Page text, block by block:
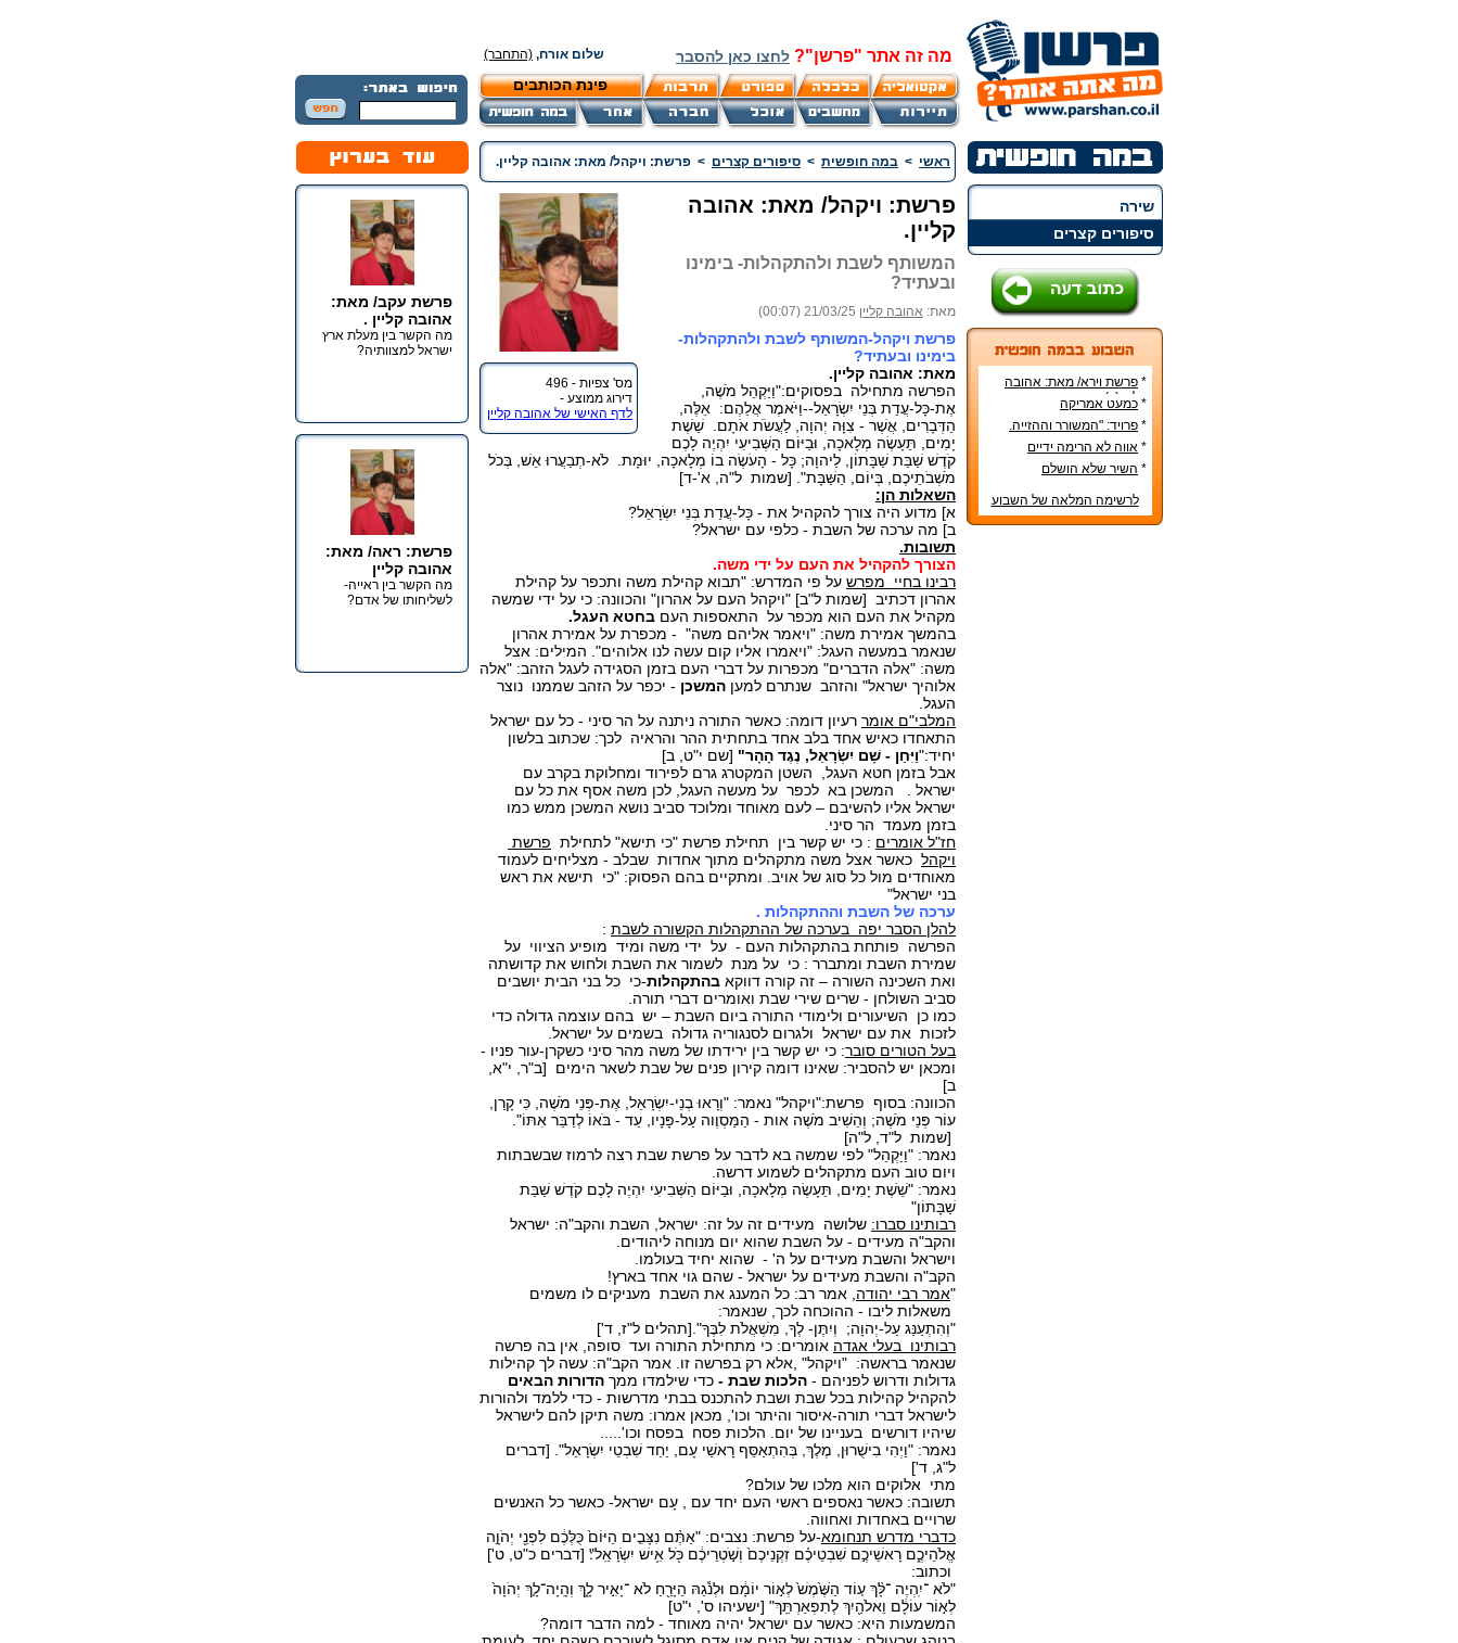
מה זה אתר "פרשן"? לחצו כאן להסבר שלום אורח, (התחבר)
פינת הכותבים
שירה
סיפורים קצרים
* פרשת וירא/ מאת: אהובה
קליין (c)
* כמעט אמריקה
* פרויד: "המשורר וההזייה.
מעשה היצירה בראי
הפסיכואנליזה".
* אווה לא הרימה ידיים
* השיר שלא הושלם
לרשימה המלאה של השבוע
ראשי > במה חופשית > סיפורים קצרים > פרשת: ויקהל/ מאת: אהובה קליין.
מס' צפיות - 496
דירוג ממוצע -
לדף האישי של אהובה קליין
פרשת: ויקהל/ מאת: אהובה
קליין.
המשותף לשבת ולהתקהלות- בימינו
ובעתיד?
מאת: אהובה קליין 21/03/25 (00:07)
פרשת ויקהל-המשותף לשבת ולהתקהלות-
בימינו ובעתיד?
מאת: אהובה קליין.
הפרשה מתחילה בפסוקים:"וַיַּקְהֵל מֹשֶׁה,
אֶת-כָּל-עֲדַת בְּנֵי יִשְׂרָאֵל--וַיֹּאמֶר אֲלֵהֶם: אֵלֶּה,
הַדְּבָרִים, אֲשֶׁר - צִוָּה יְהוָה, לַעֲשֹׂת אֹתָם. שֵׁשֶׁת
יָמִים, תֵּעָשֶׂה מְלָאכָה, וּבַיּוֹם הַשְּׁבִיעִי יִהְיֶה לָכֶם
קֹדֶשׁ שַׁבַּת שַׁבָּתוֹן, לַיהוָה; כָּל - הָעֹשֶׂה בוֹ מְלָאכָה, יוּמָת. לֹא-תְבַעֲרוּ אֵשׁ, בְּכֹל
מֹשְׁבֹתֵיכֶם, בְּיוֹם, הַשַּׁבָּת". [שמות ל"ה, א'-ד]
השאלות הן:
א] מדוע היה צורך להקהיל את - כָּל-עֲדַת בְּנֵי יִשְׂרָאֵל?
ב] מה ערכה של השבת - כלפי עם ישראל?
תשובות.
הצורך להקהיל את העם על ידי משה.
רבינו בחיי מפרש על פי המדרש: "תבוא קהילת משה ותכפר על קהילת
אהרון דכתיב [שמות ל"ב] "ויקהל העם על אהרון" והכוונה: כי על ידי שמשה
מקהיל את העם הוא מכפר על התאספות העם בחטא העגל.
בהמשך אמירת משה: "ויאמר אליהם משה" - מכפרת על אמירת אהרון
שנאמר במעשה העגל: "ויאמרו אליו קום עשה לנו אלוהים". המילים: אצל
משה: "אלה הדברים" מכפרות על דברי העם בזמן הסגידה לעגל הזהב: "אלה
אלוהיך ישראל" והזהב שנתרם למען המשכן - יכפר על הזהב שממנו נוצר
העגל.
המלבי"ם אומר רעיון דומה: כאשר התורה ניתנה על הר סיני - כל עם ישראל
התאחדו כאיש אחד בלב אחד בתחתית ההר והראיה לכך: שכתוב בלשון
יחיד:"וַיִּחַן - שָׁם יִשְׂרָאֵל, נֶגֶד הָהָר" [שם י"ט, ב]
אבל בזמן חטא העגל, השטן המקטרג גרם לפירוד ומחלוקת בקרב עם
ישראל . המשכן בא לכפר על מעשה העגל, לכן משה אסף את כל עם
ישראל אליו להשיבם – לעם מאוחד ומלוכד סביב נושא המשכן ממש כמו
בזמן מעמד הר סיני.
חז"ל אומרים : כי יש קשר בין תחילת פרשת "כי תישא" לתחילת פרשת
ויקהל כאשר אצל משה מתקהלים מתוך אחדות שבלב - מצליחים לעמוד
מאוחדים מול כל סוג של אויב. ומתקיים בהם הפסוק: "כי תישא את ראש
בני ישראל"
ערכה של השבת וההתקהלות .
להלן הסבר יפה בערכה של ההתקהלות הקשורה לשבת :
הפרשה פותחת בהתקהלות העם - על ידי משה ומיד מופיע הציווי על
שמירת השבת ומתברר : כי על מנת לשמור את השבת ולחוש את קדושתה
ואת השכינה השורה – זה קורה דווקא בהתקהלות-כי כל בני הבית יושבים
סביב השולחן - שרים שירי שבת ואומרים דברי תורה.
כמו כן השיעורים ולימודי התורה ביום השבת – יש בהם עוצמה גדולה כדי
לזכות את עם ישראל ולגרום לסנגוריה גדולה בשמים על ישראל.
בעל הטורים סובר: כי יש קשר בין ירידתו של משה מהר סיני כשקרן-עור פניו -
ומכאן יש להסביר: שאינו דומה קירון פנים של שבת לשאר הימים [ב"ר, י"א,
ב]
הכוונה: בסוף פרשת:"ויקהל" נאמר: "וְרָאוּ בְנֵי-יִשְׂרָאֵל, אֶת-פְּנֵי מֹשֶׁה, כִּי קָרַן,
עוֹר פְּנֵי מֹשֶׁה; וְהֵשִׁיב מֹשֶׁה אות - הַמַּסְוֶוה עַל-פָּנָיו, עַד - בֹּאוֹ לְדַבֵּר אִתּוֹ".
[שמות ל"ד, ל"ה]
נאמר: "וַיַּקְהֵל" לפי שמשה בא לדבר על פרשת שבת רצה לרמוז שבשבתות
ויום טוב העם מתקהלים לשמוע דרשה.
נאמר: "שֵׁשֶׁת יָמִים, תֵּעָשֶׂה מְלָאכָה, וּבַיּוֹם הַשְּׁבִיעִי יִהְיֶה לָכֶם קֹדֶשׁ שַׁבַּת
שַׁבָּתוֹן"
רבותינו סברו: שלושה מעידים זה על זה: ישראל, השבת והקב"ה: ישראל
והקב"ה מעידים - על השבת שהוא יום מנוחה ליהודים.
וישראל והשבת מעידים על ה' - שהוא יחיד בעולמו.
הקב"ה והשבת מעידים על ישראל - שהם גוי אחד בארץ!
"אמר רבי יהודה , אמר רב: כל המענג את השבת מעניקים לו משמים
משאלות ליבו - ההוכחה לכך, שנאמר:
"וְהִתְעַנַּג עַל-יְהוָה; וְיִתֶּן- לְךָ, מִשְׁאֲלֹת לִבֶּךָ".[תהלים ל"ז, ד']
רבותינו בעלי אגדה אומרים: כי מתחילת התורה ועד סופה, אין בה פרשה
שנאמר בראשה: "ויקהל" ,אלא רק בפרשה זו. אמר הקב"ה: עשה לך קהילות
גדולות ודרוש לפניהם - הלכות שבת - כדי שילמדו ממך הדורות הבאים
להקהיל קהילות בכל שבת ושבת להתכנס בבתי מדרשות - כדי ללמד ולהורות
לישראל דברי תורה-איסור והיתר וכו', מכאן אמרו: משה תיקן להם לישראל
שיהיו דורשים בעניינו של יום. הלכות פסח בפסח וכו'.....
נאמר: "וַיְהִי בִישֻׁרוּן, מֶלֶךְ, בְּהִתְאַסֵּף רָאשֵׁי עָם, יַחַד שִׁבְטֵי יִשְׂרָאֵל". [דברים
ל"ג, ד']
מתי אלוקים הוא מלכו של עולם?
תשובה: כאשר נאספים ראשי העם יחד עם , עָם ישראל- כאשר כל האנשים
שרויים באחדות ואחווה.
כדברי מדרש תנחומא-על פרשת: נצבים: "אַתֶּ֨ם נִצָּבִ֤ים הַיּוֹם֙ כֻּלְּכֶ֔ם לִפְנֵ֖י יְהֹוָ֣ה
אֱלֹהֵיכֶ֑ם רָאשֵׁיכֶ֣ם שִׁבְטֵיכֶ֗ם זִקְנֵיכֶם֙ וְשֹׁ֣טְרֵיכֶ֔ם כֹּ֖ל אִ֥ישׁ יִשְׂרָאֵֽל"׃ [דברים כ"ט, ט']
וכתוב:
"לֹא ־יִֽהְיֶה ־לָּ֨ךְ ע֤וֹד הַשֶּׁ֙מֶשׁ֙ לְא֣וֹר יוֹמָ֔ם וּלְנֹ֕גַהּ הַיָּרֵ֖חַ לֹא ־יָאִ֣יר לָ֑ךְ וְהָֽיָה־לָ֤ךְ יְהֹוָה֙
לְא֣וֹר עוֹלָ֔ם וֵאלֹהַ֖יִךְ לְתִפְאַרְתֵּֽךְ" [ישעיהו ס', י"ט]
המשמעות היא: כאשר עם ישראל יהיה מאוחד - למה הדבר דומה?
פרשת עקב/ מאת:
אהובה קליין .
מה הקשר בין מעלת ארץ
ישראל למצוותיה?
פרשת: ראה/ מאת:
אהובה קליין
מה הקשר בין ראייה-
לשליחותו של אדם?